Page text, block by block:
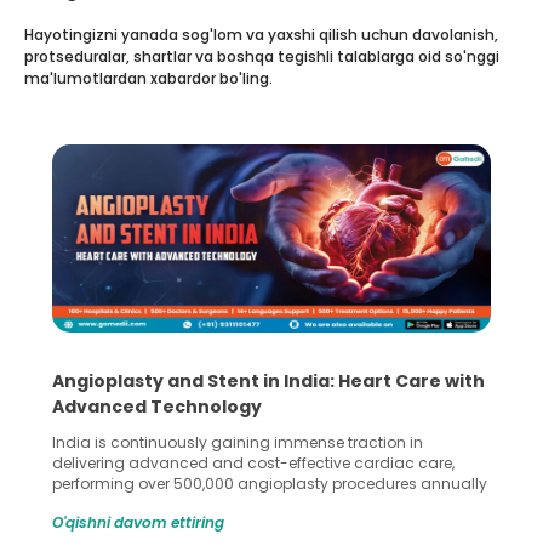
Hayotingizni yanada sog'lom va yaxshi qilish uchun davolanish,
protseduralar, shartlar va boshqa tegishli talablarga oid so'nggi
ma'lumotlardan xabardor bo'ling.
5 Essential Steps for Effective Human Sperm
Collection and Processing Methods
Human sperm collection and processing are critical steps
in advanced reproductive techniques like In Vitro
Fertilization (IVF) and intrauterine insemination (IUI). These
challenges and help couples achieve their dream of
O'qishni davom ettiring